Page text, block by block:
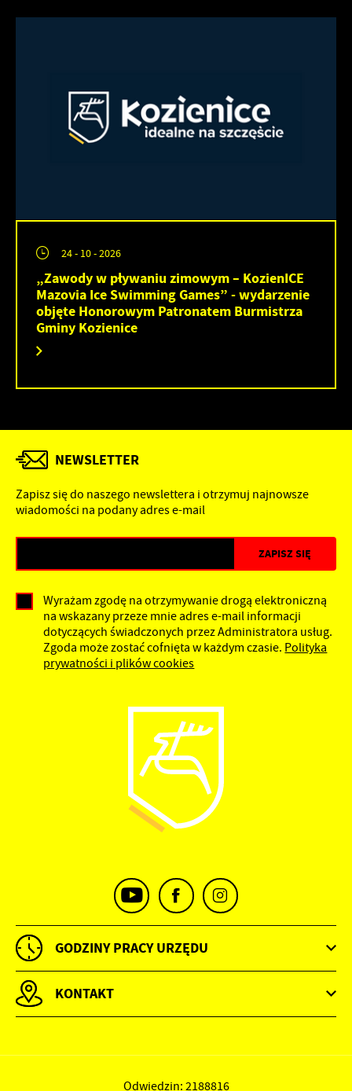
24 - 10 - 2026
„Zawody w pływaniu zimowym – KozienICE
Mazovia Ice Swimming Games” - wydarzenie
objęte Honorowym Patronatem Burmistrza
Gminy Kozienice
NEWSLETTER
Zapisz się do naszego newslettera i otrzymuj najnowsze
wiadomości na podany adres e-mail
Wyrażam zgodę na otrzymywanie drogą elektroniczną
na wskazany przeze mnie adres e-mail informacji
dotyczących świadczonych przez Administratora usług.
Zgoda może zostać cofnięta w każdym czasie. Polityka
prywatności i plików cookies
GODZINY PRACY URZĘDU
KONTAKT
Odwiedzin: 2188816